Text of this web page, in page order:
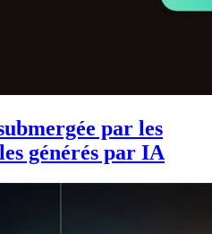
par les
générés par IA